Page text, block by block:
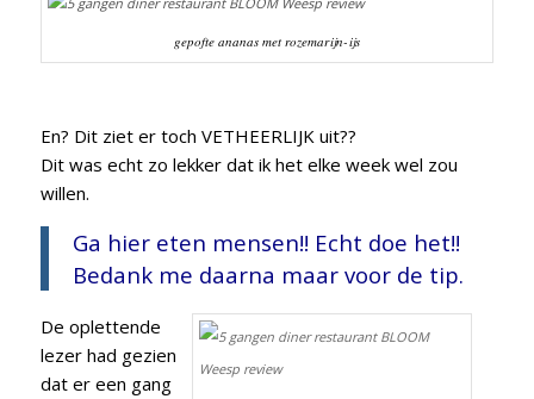
gepofte ananas met rozemarijn-ijs
En? Dit ziet er toch VETHEERLIJK uit??
Dit was echt zo lekker dat ik het elke week wel zou
willen.
Ga hier eten mensen!! Echt doe het!!
Bedank me daarna maar voor de tip.
De oplettende
lezer had gezien
dat er een gang